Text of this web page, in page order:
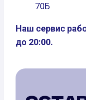
70Б
Наш сервис
до 20:00.